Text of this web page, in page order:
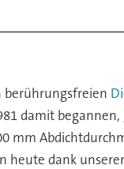
berührungsfreien
damit
heute dank